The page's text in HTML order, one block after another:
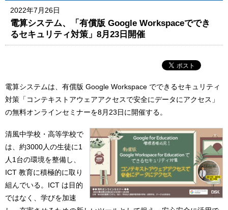
2022年7月26日
電算システム、「有償版 Google Workspaceででき
るセキュリティ対策」8月23日開催
電算システムは、有償版 Google Workspace でできるセキュリティ
対策「コンテキストアウェアアクセスで安全にデータにアクセス」
の無料オンラインセミナーを8月23日に開催する。
清風中学校・高等学校で
は、約3000人の生徒に1
人1台の環境を整備し、
ICT 教育に積極的に取り
組んでいる。ICT は目的
ではなく、学びを加速